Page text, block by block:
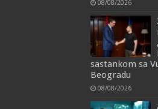
08/08/2026
sastankom sa
Beogradu
08/08/2026